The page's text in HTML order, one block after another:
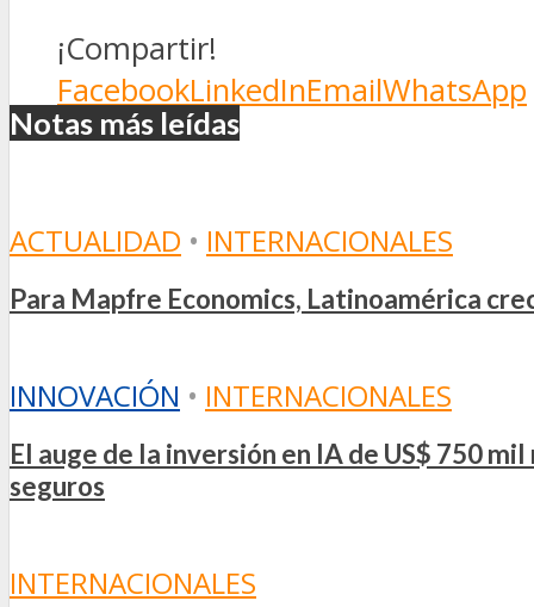
¡Compartir!
FacebookLinkedInEmailWhatsApp
Notas más leídas
ACTUALIDAD • INTERNACIONALES
Para Mapfre Economics, Latinoamérica
INNOVACIÓN • INTERNACIONALES
El auge de la inversión en IA de US$ 750
seguros
INTERNACIONALES